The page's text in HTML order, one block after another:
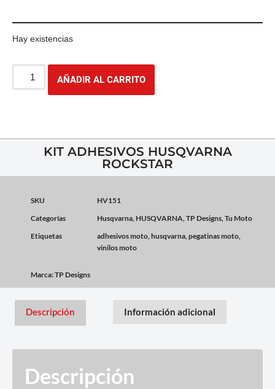
Hay existencias
AÑADIR AL CARRITO
KIT ADHESIVOS HUSQVARNA
ROCKSTAR
SKU
HV151
Categorías
Husqvarna, HUSQVARNA,TP Designs,Tu Moto
Etiquetas
adhesivos moto,husqvarna,pegatinas moto,
vinilos moto
Marca:TP Designs
Descripción Información adicional
Descripción